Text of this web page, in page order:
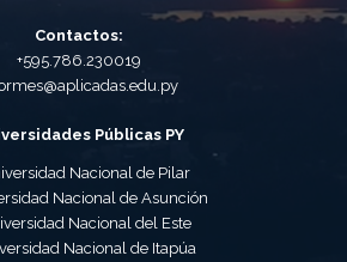
Contactos:
+595.786.230019
Públicas PY
Nacional de Pilar
Nacional de Asunción
Nacional del Este
Nacional de Itapúa